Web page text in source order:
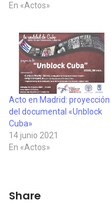
En «Actos»
Acto en Madrid: proyección
del documental «Unblock
Cuba»
14 junio 2021
En «Actos»
Share